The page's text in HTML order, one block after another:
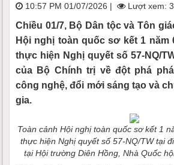
10:57 PM 01/07/2026 | Lượt xem:
Chiều 01/7, Bộ Dân tộc và Tôn
Hội nghị toàn quốc sơ kết 1 năm
thực hiện Nghị quyết số 57-NQ/
của Bộ Chính trị về đột phá
công nghệ, đổi mới sáng tạo và
gia.
Toàn cảnh Hội nghị toàn quốc sơ kết 1
thực hiện Nghị quyết số 57-NQ/TW tại
tại Hội trường Diên Hồng, Nhà Quốc